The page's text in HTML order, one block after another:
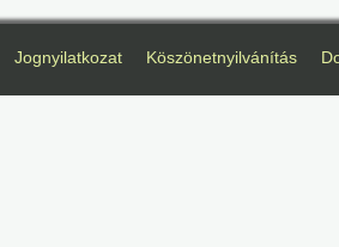
Jognyilatkozat Köszönetnyilvánítás